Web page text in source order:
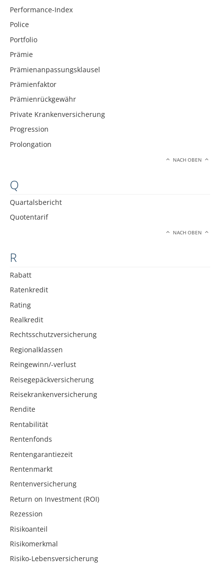
Performance-Index
Police
Portfolio
Prämie
Prämienanpassungsklausel
Prämienfaktor
Prämienrückgewähr
Private Krankenversicherung
Progression
Prolongation
NACH OBEN
Q
Quartalsbericht
Quotentarif
NACH OBEN
R
Rabatt
Ratenkredit
Rating
Realkredit
Rechtsschutzversicherung
Regionalklassen
Reingewinn/-verlust
Reisegepäckversicherung
Reisekrankenversicherung
Rendite
Rentabilität
Rentenfonds
Rentengarantiezeit
Rentenmarkt
Rentenversicherung
Return on Investment (ROI)
Rezession
Risikoanteil
Risikomerkmal
Risiko-Lebensversicherung